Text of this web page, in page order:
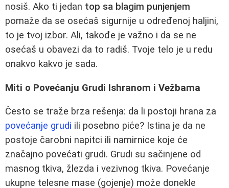
nosiš. Ako ti jedan top sa blagim punjenjem
pomaže da se osećaš sigurnije u određenoj haljini,
to je tvoj izbor. Ali, takođe je važno i da se ne
osećaš u obavezi da to radiš. Tvoje telo je u redu
onakvo kakvo je sada.
Miti o Povećanju Grudi Ishranom i Vežbama
Često se traže brza rešenja: da li postoji hrana za
povećanje grudi ili posebno piće? Istina je da ne
postoje čarobni napitci ili namirnice koje će
značajno povećati grudi. Grudi su sačinjene od
masnog tkiva, žlezda i vezivnog tkiva. Povećanje
ukupne telesne mase (gojenje) može donekle